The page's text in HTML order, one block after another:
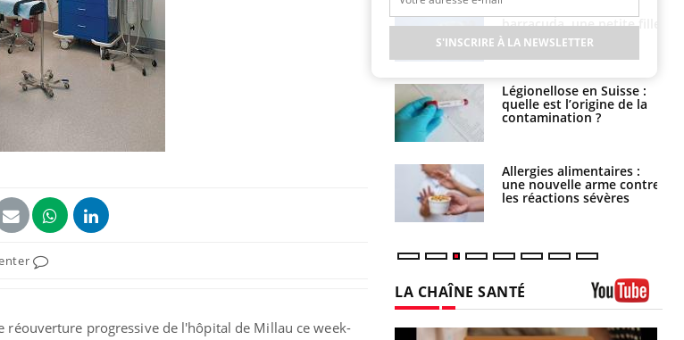
progressive de l'hôpital de Millau ce week-
chaleurs :
le risque de
grimpe-t-il ?
pourrait-il
la propagation du
être bénéfique
barracuda, une petite fille
secourue grâce à un
réflexe essentiel
Légionellose en Suisse :
quelle est l’origine de la
contamination ?
Allergies alimentaires :
une nouvelle arme contre
les réactions sévères
LA CHAÎNE SANTÉ
S'INSCRIRE À LA NEWSLETTER